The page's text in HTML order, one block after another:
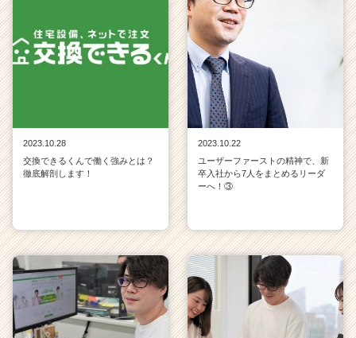
2023.10.28
交換できるくんで働く強みとは？
徹底解剖します！
2023.10.22
ユーザーファーストの精神で、新
卒入社から7人をまとめるリーダ
ーへ！③